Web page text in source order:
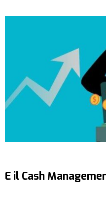
E il Cash